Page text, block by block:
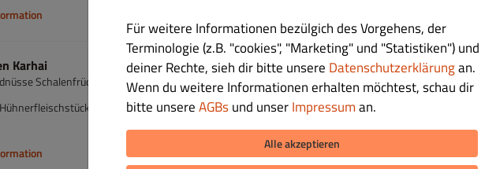
Karhai
Schalenfrüchte
€ 14.90
mit zwiebeln, Paprika, Tomaten und Currysauce
Für weitere Informationen bezülgich des Vorgehens, der
Terminologie (z.B. "cookies", "Marketing" und "Statistiken") und
deiner Rechte, sieh dir bitte unsere Datenschutzerklärungan.
Wenn du weitere Informationen erhalten möchtest, schau dir
bitte unsereAGBsund unserImpressuman.
Alle akzeptieren